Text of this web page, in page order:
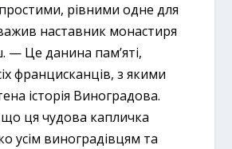
рівними одне для
наставник монастиря
Це данина пам’яті,
францисканців, з якими
історія Виноградова.
ця чудова капличка
усім виноградівцям та